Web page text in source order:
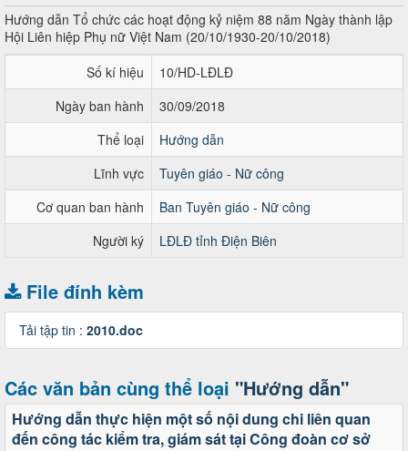
Hướng dẫn Tổ chức các hoạt động kỷ niệm 88 năm Ngày thành lập
Hội Liên hiệp Phụ nữ Việt Nam (20/10/1930-20/10/2018)
Số kí hiệu
10/HD-LĐLĐ
Ngày ban hành
30/09/2018
Thể loại
Hướng dẫn
Lĩnh vực
Tuyên giáo - Nữ công
Cơ quan ban hành
Ban Tuyên giáo - Nữ công
Người ký
LĐLĐ tỉnh Điện Biên
File đính kèm
Tải tập tin : 2010.doc
Các văn bản cùng thể loại "Hướng dẫn"
Hướng dẫn thực hiện một số nội dung chi liên quan
đến công tác kiểm tra, giám sát tại Công đoàn cơ sở